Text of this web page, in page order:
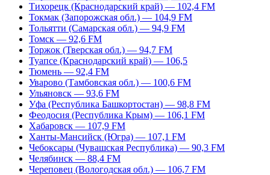
Тихорецк (Краснодарский край) — 102,4 FM
Токмак (Запорожская обл.) — 104,9 FM
Тольятти (Самарская обл.) — 94,9 FM
Томск — 92,6 FM
Торжок (Тверская обл.) — 94,7 FM
Туапсе (Краснодарский край) — 106,5
Тюмень — 92,4 FM
Уварово (Тамбовская обл.) — 100,6 FM
Ульяновск — 93,6 FM
Уфа (Республика Башкортостан) — 98,8 FM
Феодосия (Республика Крым) — 106,1 FM
Хабаровск — 107,9 FM
Ханты-Мансийск (Югра) — 107,1 FM
Чебоксары (Чувашская Республика) — 90,3 FM
Челябинск — 88,4 FM
Череповец (Вологодская обл.) — 106,7 FM